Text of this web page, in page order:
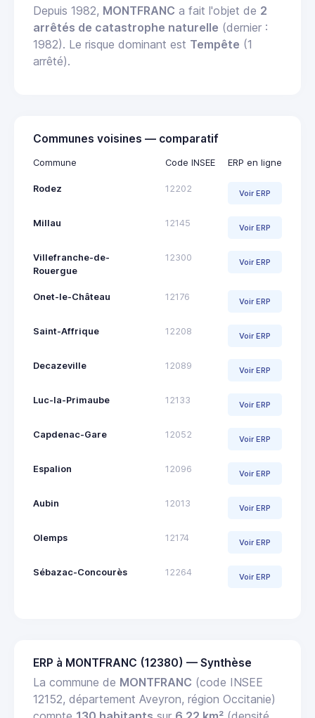
Depuis 1982, MONTFRANC a fait l'objet de 2
arrêtés de catastrophe naturelle (dernier :
1982). Le risque dominant est Tempête (1
arrêté).
Communes voisines — comparatif
Commune Code INSEE ERP en ligne
Rodez 12202 Voir ERP
Millau 12145 Voir ERP
Villefranche-de-
Rouergue
12300 Voir ERP
Onet-le-Château 12176 Voir ERP
Saint-Affrique 12208 Voir ERP
Decazeville 12089 Voir ERP
Luc-la-Primaube 12133 Voir ERP
Capdenac-Gare 12052 Voir ERP
Espalion 12096 Voir ERP
Aubin 12013 Voir ERP
Olemps 12174 Voir ERP
Sébazac-Concourès 12264 Voir ERP
ERP à MONTFRANC (12380) — Synthèse
La commune de MONTFRANC (code INSEE
12152, département Aveyron, région Occitanie)